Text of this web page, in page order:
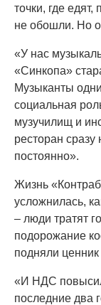
точки, где
не обошли. Но
«У нас
«Синкопа»
Музыканты
социальная
музучилищ и
ресторан
постоянно».
Жизнь
усложнилась,
– люди тратят
подорожание
подняли
«И НДС
последние два